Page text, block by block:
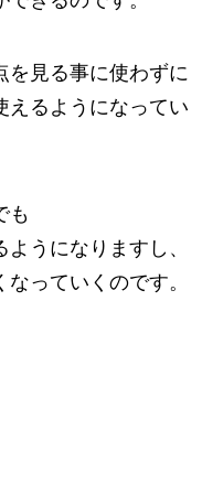
を見る事に使わずに
えるようになってい
も
うになりますし、
っていくのです。